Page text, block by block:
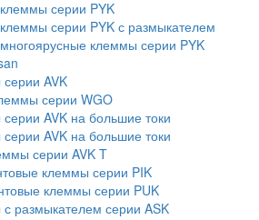
серии PYK
серии PYK с размыкателем
клеммы серии PYK
AVK
серии WGO
AVK на большие токи
AVK на большие токи
серии AVK T
клеммы серии PIK
клеммы серии PUK
размыкателем серии ASK